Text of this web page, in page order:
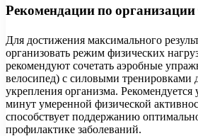
Рекомендации по
Для достижения максимального
организовать режим физических
рекомендуют сочетать аэробные
велосипед) с силовыми тренировками
укрепления организма.
минут умеренной физической
способствует поддержанию
профилактике заболеваний.